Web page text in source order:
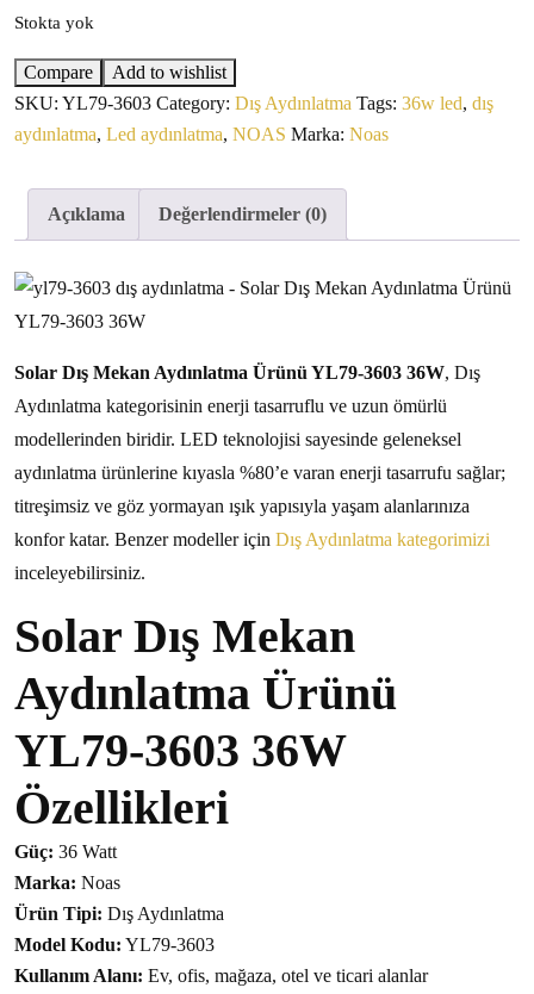
Stokta yok
Compare
Add to wishlist
SKU: YL79-3603 Category: Dış Aydınlatma Tags: 36w led, dış
aydınlatma, Led aydınlatma, NOAS Marka: Noas
Açıklama Değerlendirmeler (0)
Solar Dış Mekan Aydınlatma Ürünü YL79-3603 36W, Dış
Aydınlatma kategorisinin enerji tasarruflu ve uzun ömürlü
modellerinden biridir. LED teknolojisi sayesinde geleneksel
aydınlatma ürünlerine kıyasla %80’e varan enerji tasarrufu sağlar;
titreşimsiz ve göz yormayan ışık yapısıyla yaşam alanlarınıza
konfor katar. Benzer modeller için Dış Aydınlatma kategorimizi
inceleyebilirsiniz.
Solar Dış Mekan
Aydınlatma Ürünü
YL79-3603 36W
Özellikleri
Güç: 36 Watt
Marka: Noas
Ürün Tipi: Dış Aydınlatma
Model Kodu: YL79-3603
Kullanım Alanı: Ev, ofis, mağaza, otel ve ticari alanlar